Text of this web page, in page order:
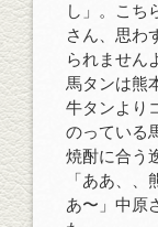
し」。こち
さん、思わ
られません
馬タンは熊
牛タンより
のっている
焼酎に合う
「ああ、
あ〜」中原